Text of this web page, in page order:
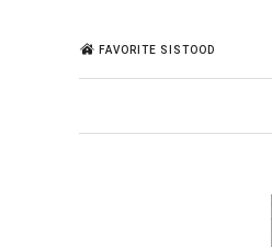
FAVORITE SISTOOD